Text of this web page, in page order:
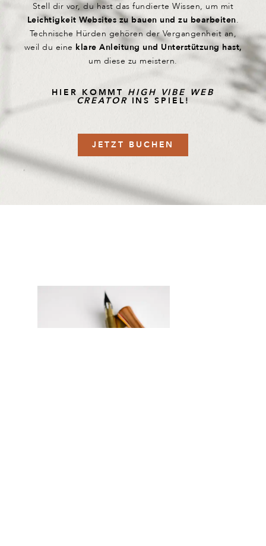
Stell dir vor, du hast das fundierte Wissen, um mit
Leichtigkeit Websites zu bauen und zu bearbeiten.
Technische Hürden gehören der Vergangenheit an,
weil du eine klare Anleitung und Unterstützung hast,
um diese zu meistern.
HIER KOMMT HIGH VIBE WEB
CREATOR INS SPIEL!
JETZT BUCHEN